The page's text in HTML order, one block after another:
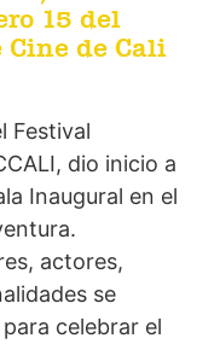
15 del
de Cali
Festival
dio inicio a
Inaugural en el
actores,
se
celebrar el